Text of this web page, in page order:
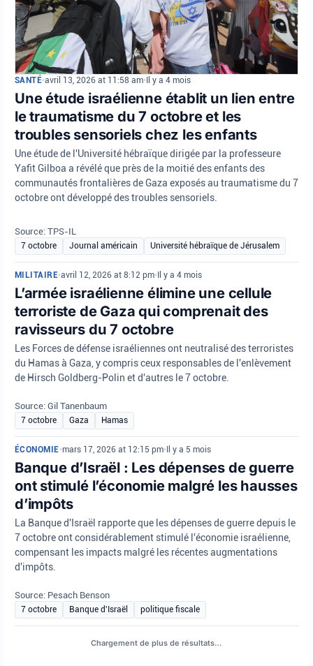
SANTÉ•avril 13, 2026 at 11:58 am• Il y a 4 mois
Une étude israélienne établit un lien entre
le traumatisme du 7 octobre et les
troubles sensoriels chez les enfants
Une étude de l'Université hébraïque dirigée par la professeure
Yafit Gilboa a révélé que près de la moitié des enfants des
communautés frontalières de Gaza exposés au traumatisme du 7
octobre ont développé des troubles sensoriels.
Source: TPS-IL
7 octobre Journal américain Université hébraïque de Jérusalem
MILITAIRE•avril 12, 2026 at 8:12 pm• Il y a 4 mois
L’armée israélienne élimine une cellule
terroriste de Gaza qui comprenait des
ravisseurs du 7 octobre
Les Forces de défense israéliennes ont neutralisé des terroristes
du Hamas à Gaza, y compris ceux responsables de l'enlèvement
de Hirsch Goldberg-Polin et d'autres le 7 octobre.
Source: Gil Tanenbaum
7 octobre Gaza Hamas
ÉCONOMIE•mars 17, 2026 at 12:15 pm• Il y a 5 mois
Banque d’Israël : Les dépenses de guerre
ont stimulé l’économie malgré les hausses
d’impôts
La Banque d'Israël rapporte que les dépenses de guerre depuis le
7 octobre ont considérablement stimulé l'économie israélienne,
compensant les impacts malgré les récentes augmentations
d'impôts.
Source: Pesach Benson
7 octobre Banque d'Israël politique fiscale
août 6, 2026 at 12:03 pm •Il y a 1 jour